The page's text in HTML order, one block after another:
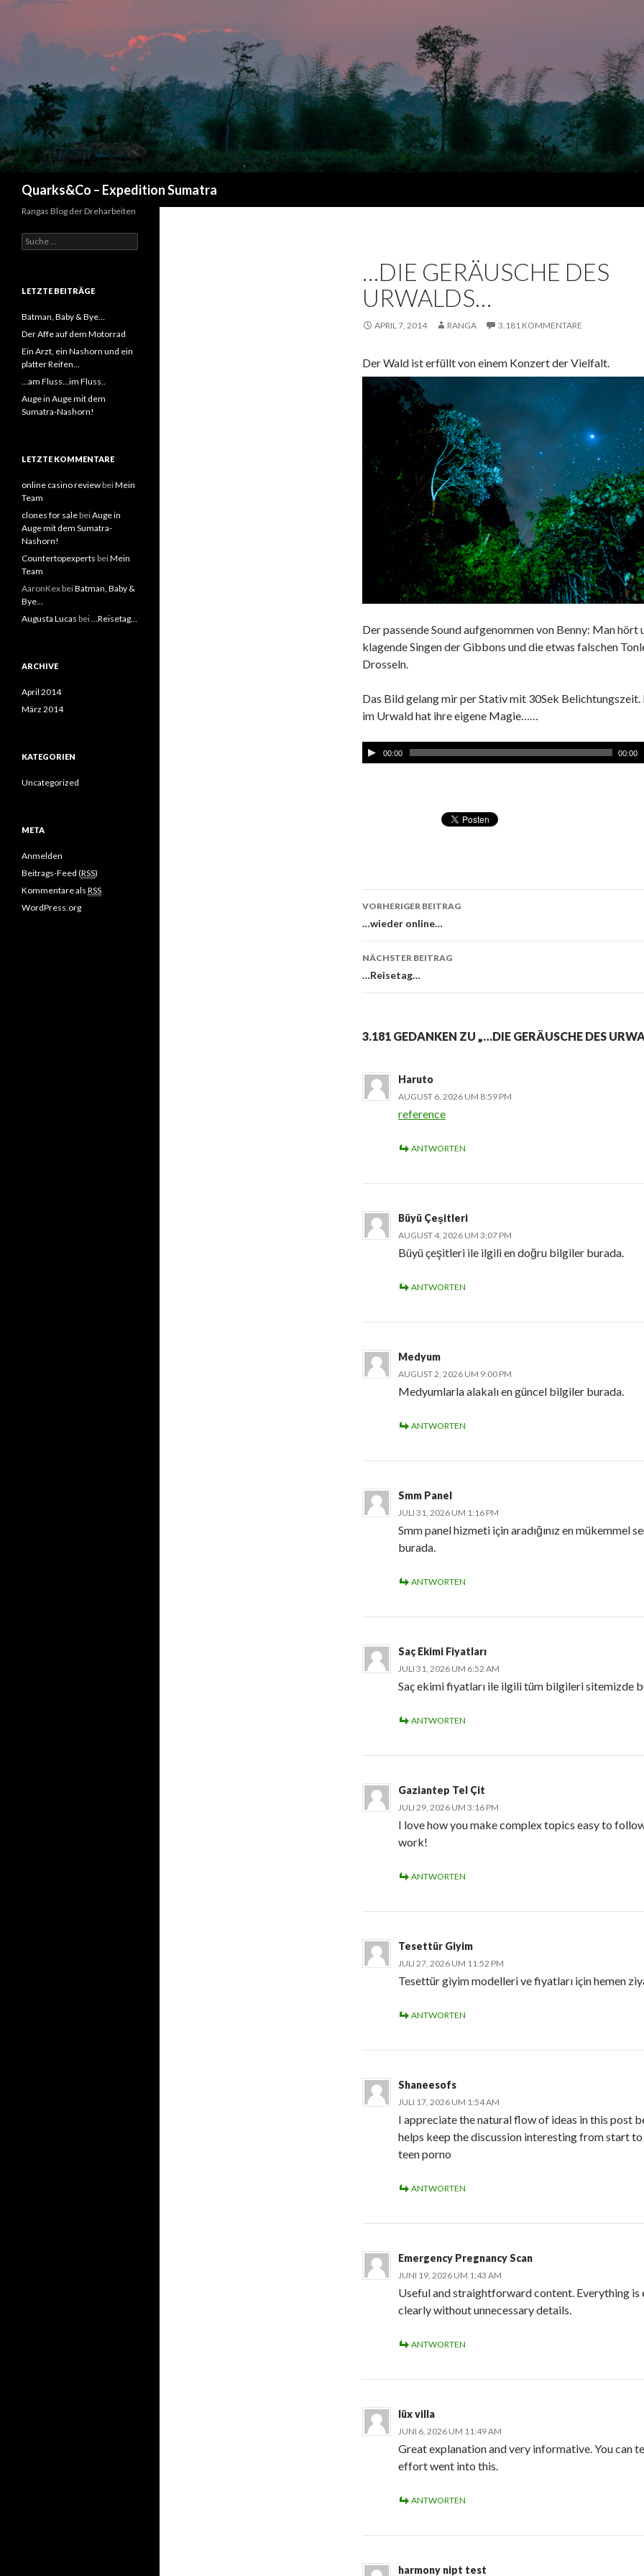
Quarks&Co – Expedition Sumatra
…DIE GERÄUSCHE DES
URWALDS…
APRIL 7, 2014 RANGA 3.181 KOMMENTARE
Der Wald ist erfüllt von einem Konzert der Vielfalt.
Der passende Sound aufgenommen von Benny: Man hört
klagende Singen der Gibbons und die etwas falschen
Drosseln.
Das Bild gelang mir per Stativ mit 30Sek
im Urwald hat ihre eigene Magie……
00:00 00:00
Beitragsnavigation
VORHERIGER BEITRAG
…wieder online…
NÄCHSTER BEITRAG
…Reisetag…
3.181 GEDANKEN ZU „…DIE GERÄUSCHE DES
Haruto
AUGUST 6, 2026 UM 8:59 PM
reference
ANTWORTEN
Büyü Çeşitleri
AUGUST 4, 2026 UM 3:07 PM
Büyü çeşitleri ile ilgili en doğru bilgiler burada.
ANTWORTEN
Medyum
AUGUST 2, 2026 UM 9:00 PM
Medyumlarla alakalı en güncel bilgiler burada.
ANTWORTEN
Smm Panel
JULI 31, 2026 UM 1:16 PM
Smm panel hizmeti için aradığınız en mükemmel
burada.
ANTWORTEN
Saç Ekimi Fiyatları
JULI 31, 2026 UM 6:52 AM
Saç ekimi fiyatları ile ilgili tüm bilgileri sitemizde
ANTWORTEN
Gaziantep Tel Çit
JULI 29, 2026 UM 3:16 PM
I love how you make complex topics easy to
work!
ANTWORTEN
Tesettür Giyim
JULI 27, 2026 UM 11:52 PM
Tesettür giyim modelleri ve fiyatları için hemen
ANTWORTEN
Shaneesofs
JULI 17, 2026 UM 1:54 AM
I appreciate the natural flow of ideas in this post
helps keep the discussion interesting from start to
teen porno
ANTWORTEN
Emergency Pregnancy Scan
JUNI 19, 2026 UM 1:43 AM
Useful and straightforward content. Everything is
clearly without unnecessary details.
ANTWORTEN
lüx villa
JUNI 6, 2026 UM 11:49 AM
Great explanation and very informative. You can
effort went into this.
ANTWORTEN
harmony nipt test
Rangas Blog der Dreharbeiten
Suche nach:
LETZTE BEITRÄGE
Batman, Baby & Bye…
Der Affe auf dem Motorrad
Ein Arzt, ein Nashorn und ein
platter Reifen…
…am Fluss…im Fluss..
Auge in Auge mit dem
Sumatra-Nashorn!
LETZTE KOMMENTARE
online casino reviewbeiMein
Team
clones for salebeiAuge in
Auge mit dem Sumatra-
Nashorn!
Countertopexperts beiMein
Team
AaronKex beiBatman, Baby &
Bye…
Augusta Lucas bei…Reisetag…
ARCHIVE
April 2014
März 2014
KATEGORIEN
Uncategorized
META
Anmelden
Beitrags-Feed (RSS)
Kommentare als RSS
WordPress.org